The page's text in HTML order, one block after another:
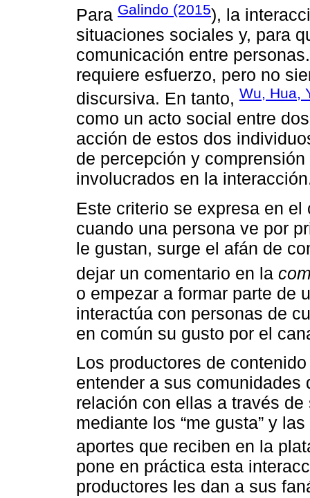
Para Galindo (2015), la
situaciones sociales y, para
comunicación entre
requiere esfuerzo, pero no
discursiva. En tanto, Wu, Hua,
como un acto social entre
acción de estos dos
de percepción y
involucrados en la
Este criterio se expresa en
cuando una persona ve por
le gustan, surge el afán de
dejar un comentario en la
o empezar a formar parte de
interactúa con personas de
en común su gusto por el
Los productores de
entender a sus
relación con ellas a través
mediante los “me gusta” y
aportes que reciben en la
pone en práctica esta
productores les dan a sus